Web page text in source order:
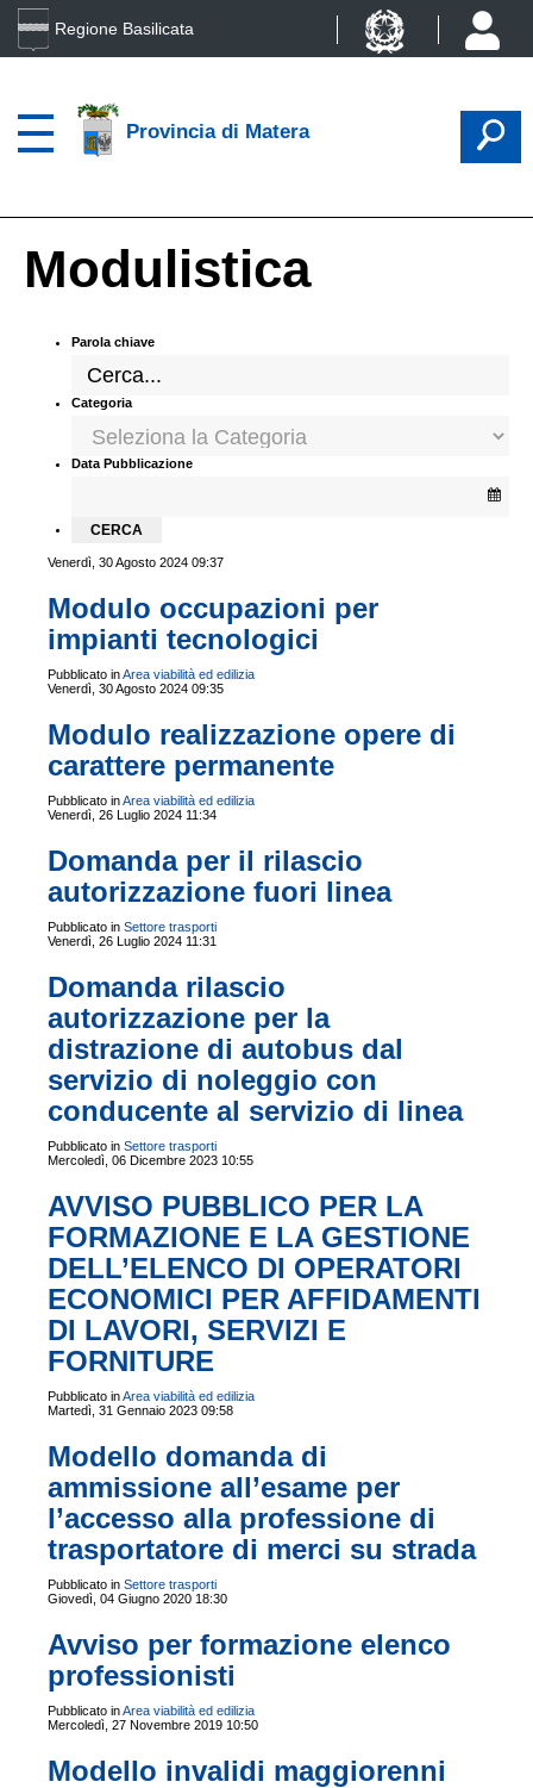
Regione Basilicata
Provincia di Matera
Modulistica
Parola chiave
Categoria
Data Pubblicazione
Venerdì, 30 Agosto 2024 09:37
Modulo occupazioni per
impianti tecnologici
Pubblicato inArea viabilità ed edilizia
Venerdì, 30 Agosto 2024 09:35
Modulo realizzazione opere di
carattere permanente
Pubblicato inArea viabilità ed edilizia
Venerdì, 26 Luglio 2024 11:34
Domanda per il rilascio
autorizzazione fuori linea
Pubblicato in Settore trasporti
Venerdì, 26 Luglio 2024 11:31
Domanda rilascio
autorizzazione per la
distrazione di autobus dal
servizio di noleggio con
conducente al servizio di linea
Pubblicato in Settore trasporti
Mercoledì, 06 Dicembre 2023 10:55
AVVISO PUBBLICO PER LA
FORMAZIONE E LA GESTIONE
DELL’ELENCO DI OPERATORI
ECONOMICI PER AFFIDAMENTI
DI LAVORI, SERVIZI E
FORNITURE
Pubblicato inArea viabilità ed edilizia
Martedì, 31 Gennaio 2023 09:58
Modello domanda di
ammissione all’esame per
l’accesso alla professione di
trasportatore di merci su strada
Pubblicato in Settore trasporti
Giovedì, 04 Giugno 2020 18:30
Avviso per formazione elenco
professionisti
Pubblicato inArea viabilità ed edilizia
Mercoledì, 27 Novembre 2019 10:50
Modello invalidi maggiorenni